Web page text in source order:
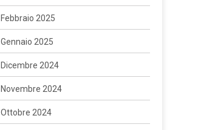
Febbraio 2025
Gennaio 2025
Dicembre 2024
Novembre 2024
Ottobre 2024